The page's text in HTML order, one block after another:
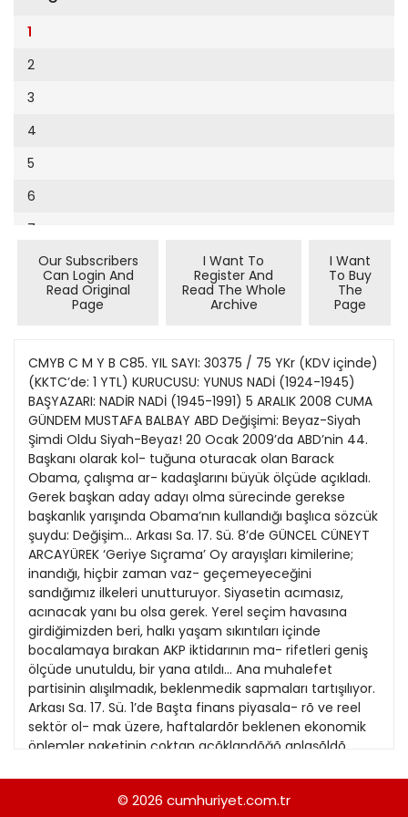
Cumhuriyet Sağlıklı Beslenme
Cumhuriyet Sokak
Cumhuriyet Spor
Cumhuriyet Strateji
Cumhuriyet Tarım
Cumhuriyet Yılbaşı
Çerçeve Eki
Dergi Eki
Ekonomi Eki
Evleniyoruz
Güney Dogu
Kitap Eki
Özel Ekler
Özel Okullar
Sevgililer Günü
Siyaset Eki
Sürdürülebilir yaşam
Turizm Eki
Yerel Yönetimler
1994
1991
1990
1989
1988
1987
1986
1985
1983
1982
1981
1980
9
10
11
12
13
14
15
16
19
20
21
22
23
24
25
26
27
28
29
30
31
1
2
3
4
5
6
7
11
12
13
14
15
16
17
18
Our Subscribers
Can Login And
Read Original
Page
I Want To
Register And
Read The Whole
Archive
I Want
To Buy
The
Page
CMYB C M Y B C85. YIL SAYI: 30375 / 75 YKr (KDV içinde)
(KKTC’de: 1 YTL) KURUCUSU: YUNUS NADİ (1924-1945)
BAŞYAZARI: NADİR NADİ (1945-1991) 5 ARALIK 2008 CUMA
GÜNDEM MUSTAFA BALBAY ABD Değişimi: Beyaz-Siyah
Şimdi Oldu Siyah-Beyaz! 20 Ocak 2009’da ABD’nin 44.
Başkanı olarak kol- tuğuna oturacak olan Barack
Obama, çalışma ar- kadaşlarını büyük ölçüde açıkladı.
Gerek başkan aday adayı olma sürecinde gerekse
başkanlık yarışında Obama’nın kullandığı başlıca sözcük
şuydu: Değişim... Arkası Sa. 17. Sü. 8’de GÜNCEL CÜNEYT
ARCAYÜREK ‘Geriye Sıçrama’ Oy arayışları kimilerine;
inandığı, hiçbir zaman vaz- geçemeyeceğini
sandığımız ilkeleri unutturuyor. Siyasetin acımasız,
acınacak yanı bu olsa gerek. Yerel seçim havasına
girdiğimizden beri, halkı yaşam sıkıntıları içinde
bocalamaya bırakan AKP iktidarının ma- rifetleri geniş
ölçüde unutuldu, bir yana atıldı... Ana muhalefet
partisinin alışılmadık, beklenmedik sapmaları tartışılıyor.
Arkası Sa. 17. Sü. 1’de Başta finans piyasala- rõ ve reel
sektör ol- mak üzere, haftalardõr beklenen ekonomik
önlemler paketinin çoktan açõklandõğõ anlaşõldõ.
sorusunu, “Kõzõlcahamam’da ekonomik ted- bir olarak
daha önce yedi madde açõkladõk, eko- nomik paket
© 2026 cumhuriyet.com.tr